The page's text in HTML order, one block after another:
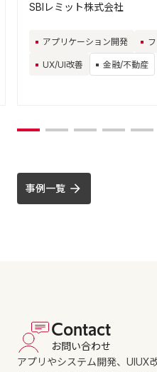
SBIレミット株式会社
アプリケーション開発
UX/UI改善 金融/不動産
事例一覧
Contact
お問い合わせ
アプリやシステム開発、UIUX